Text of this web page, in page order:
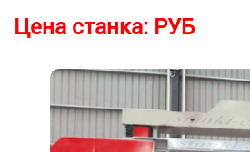
Цена станка: РУБ